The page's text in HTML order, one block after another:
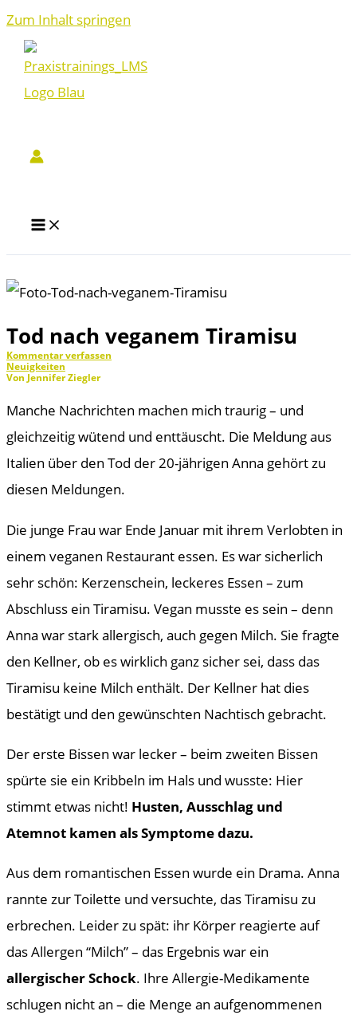
Zum Inhalt springen
Tod nach veganem Tiramisu
Kommentar verfassen
Neuigkeiten
Von Jennifer Ziegler
Manche Nachrichten machen mich traurig – und
gleichzeitig wütend und enttäuscht. Die Meldung aus
Italien über den Tod der 20-jährigen Anna gehört zu
diesen Meldungen.
Die junge Frau war Ende Januar mit ihrem Verlobten in
einem veganen Restaurant essen. Es war sicherlich
sehr schön: Kerzenschein, leckeres Essen – zum
Abschluss ein Tiramisu. Vegan musste es sein – denn
Anna war stark allergisch, auch gegen Milch. Sie fragte
den Kellner, ob es wirklich ganz sicher sei, dass das
Tiramisu keine Milch enthält. Der Kellner hat dies
bestätigt und den gewünschten Nachtisch gebracht.
Der erste Bissen war lecker – beim zweiten Bissen
spürte sie ein Kribbeln im Hals und wusste: Hier
stimmt etwas nicht! Husten, Ausschlag und
Atemnot kamen als Symptome dazu.
Aus dem romantischen Essen wurde ein Drama. Anna
rannte zur Toilette und versuchte, das Tiramisu zu
erbrechen. Leider zu spät: ihr Körper reagierte auf
das Allergen “Milch” – das Ergebnis war ein
allergischer Schock. Ihre Allergie-Medikamente
schlugen nicht an – die Menge an aufgenommenen